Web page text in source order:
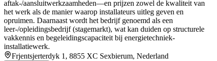
aftak-/aansluitwerkzaamheden—en prijzen zowel de kwaliteit van
het werk als de manier waarop installateurs uitleg geven en
opruimen. Daarnaast wordt het bedrijf genoemd als een
leer-/opleidingsbedrijf (stagemarkt), wat kan duiden op structurele
vakkennis en begeleidingscapaciteit bij energietechniek-
installatiewerk.
Frjentsjerterdyk 1, 8855 XC Sexbierum, Nederland